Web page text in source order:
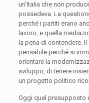
un’Italia che non
possedeva. La
perché i partiti erano
lavoro, e quella
la pena di contendere.
pensabile perché si
orientare la
sviluppo, di tenere
un progetto politico
Oggi quel presupposto